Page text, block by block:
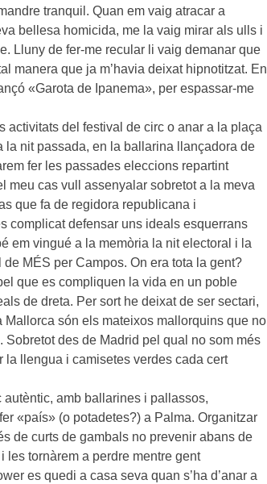
tranquil. Quan em vaig atracar a
bellesa homicida, me la vaig mirar als ulls i
Lluny de fer-me recular li vaig demanar que
manera que ja m’havia deixat hipnotitzat. En
«Garota de Ipanema», per espassar-me
activitats del festival de circ o anar a la plaça
la nit passada, en la ballarina llançadora de
fer les passades eleccions repartint
meu cas vull assenyalar sobretot a la meva
que fa de regidora republicana i
complicat defensar uns ideals esquerrans
em vingué a la memòria la nit electoral i la
MÉS per Campos. On era tota la gent?
que es compliquen la vida en un poble
de dreta. Per sort he deixat de ser sectari,
són els mateixos mallorquins que no
des de Madrid pel qual no som més
llengua i camisetes verdes cada cert
amb ballarines i pallassos,
«país» (o potadetes?) a Palma. Organitzar
de curts de gambals no prevenir abans de
les tornàrem a perdre mentre gent
es quedi a casa seva quan s’ha d’anar a